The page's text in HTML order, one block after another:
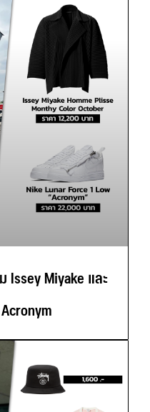
Issey Miyake และ